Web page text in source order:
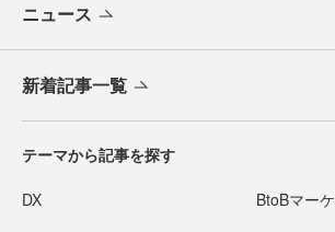
ニュース
新着記事一覧
テーマから記事を探す
DX BtoBマー